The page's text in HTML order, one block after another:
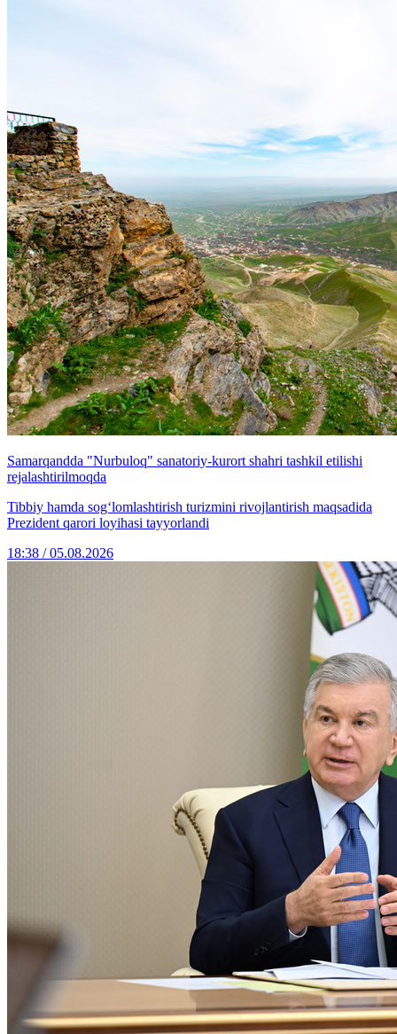
Samarqandda "Nurbuloq" sanatoriy-kurort shahri tashkil etilishi
rejalashtirilmoqda
Tibbiy hamda sog‘lomlashtirish turizmini rivojlantirish maqsadida
Prezident qarori loyihasi tayyorlandi
18:38 / 05.08.2026